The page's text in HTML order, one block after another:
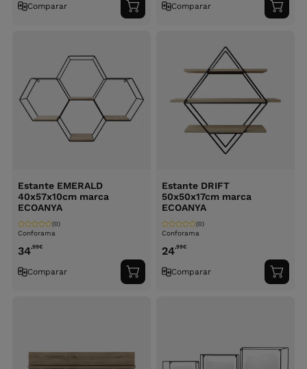
Comparar
Adicionar
ao
Comparar
ao
Estante EMERALD
40x57x10cm marca
ECOANYA
Conforama
(0)
34,99€
Comparar
Adicionar
ao
Estante DRIFT
50x50x17cm marca
ECOANYA
Conforama
(0)
24,99€
Comparar
ao